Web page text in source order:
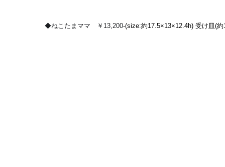
◆ねこたまママ　￥13,200-(size:約17.5×13×12.4h) 受け皿(